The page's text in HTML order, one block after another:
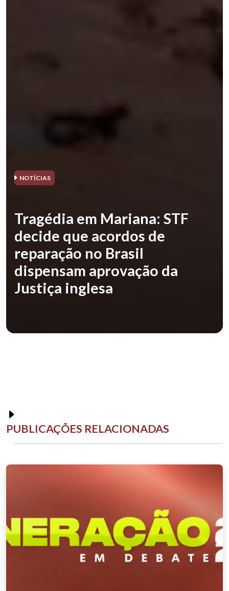
NOTÍCIAS
Tragédia em Mariana: STF
decide que acordos de
reparação no Brasil
dispensam aprovação da
Justiça inglesa
PUBLICAÇÕES RELACIONADAS